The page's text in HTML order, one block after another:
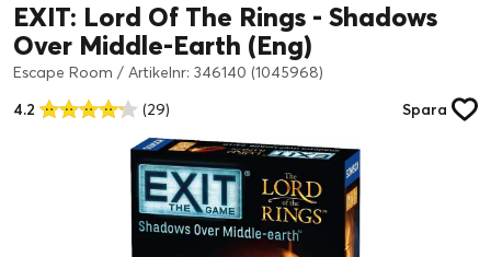
EXIT: Lord Of The Rings - Shadows
Over Middle-Earth (Eng)
Escape Room / Artikelnr: 346140 (1045968)
4.2
(29) Spara